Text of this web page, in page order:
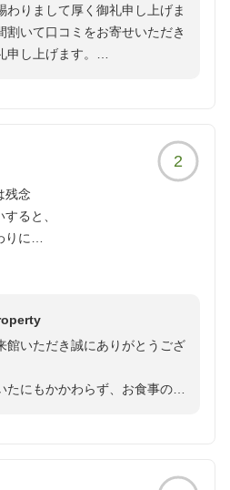
わりまして厚く御礼申し上げま
割いて口コミをお寄せいただき
し上げます。
ミを共有し、今後もお客様にご
遇の向上に取り組めて参りま
ッフ一同心よりお待ちしており
2
残念
ると、
りに
が、
。
から
hotel/voice/41726?
館いただき誠にありがとうござ
にもかかわらず、お食事の変
に努めてまいります。